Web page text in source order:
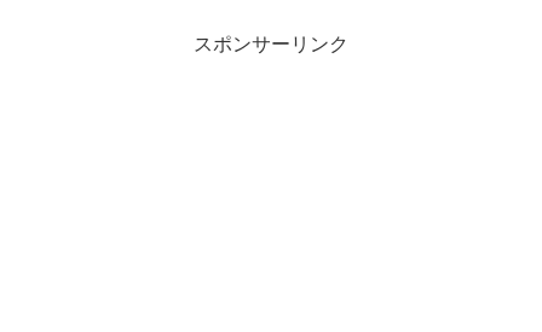
スポンサーリンク